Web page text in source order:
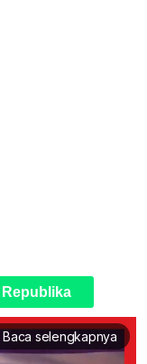
Baca selengkapnya